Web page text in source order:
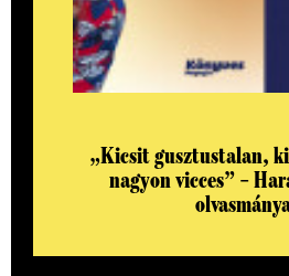
„Kicsit gusztustalan,
nagyon vicces” –